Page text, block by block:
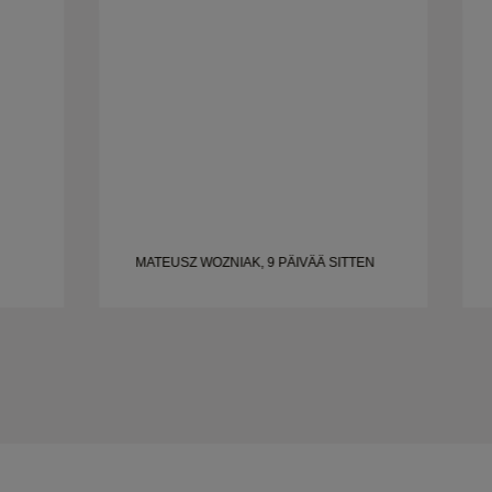
MATEUSZ WOZNIAK, 9 PÄIVÄÄ SITTEN